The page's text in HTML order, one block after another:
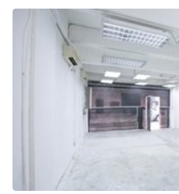
Ontvangsthal
Overige
Restaurant / Bar / Café
Unieke ruimte
Vergaderruimte
Vrachtwagen